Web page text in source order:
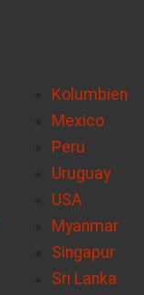
Kolumbien
Mexico
Peru
Uruguay
USA
Myanmar
Singapur
Sri Lanka